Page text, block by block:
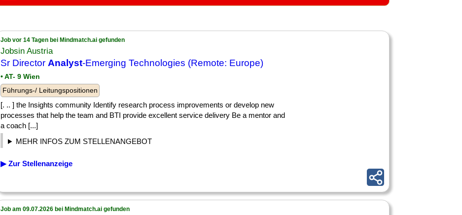
Job vor 14 Tagen bei Mindmatch.ai gefunden
Jobsin Austria
Sr Director Analyst-Emerging Technologies (Remote: Europe)
• AT- 9 Wien
Führungs-/ Leitungspositionen
[. .. ] the Insights community Identify research process improvements or develop new
processes that help the team and BTI provide excellent service delivery Be a mentor and
a coach [...]
MEHR INFOS ZUM STELLENANGEBOT
▶ Zur Stellenanzeige
Job am 09.07.2026 bei Mindmatch.ai gefunden